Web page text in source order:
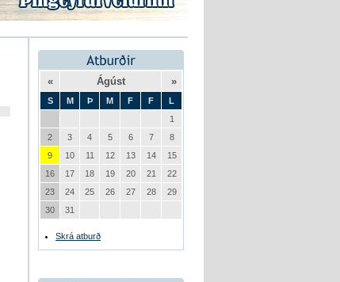
« Ágúst »
S M Þ M F F
L
1
2
3 4 5 6 7
8
9
10 11 12 13 14
15
16
17 18 19 20 21
22
23
24 25 26 27 28
29
30
31
Skrá atburð